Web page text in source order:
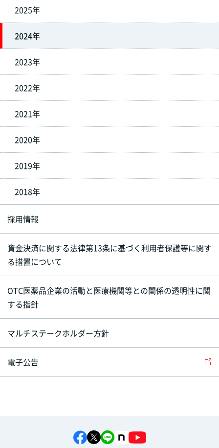
2025年
2024年
2023年
2022年
2021年
2020年
2019年
2018年
採用情報
資金決済に関する法律第13条に基づく利用者保護等に関す
る措置について
OTC医薬品企業の活動と医療機関等との関係の透明性に関
する指針
マルチステークホルダー方針
電子公告